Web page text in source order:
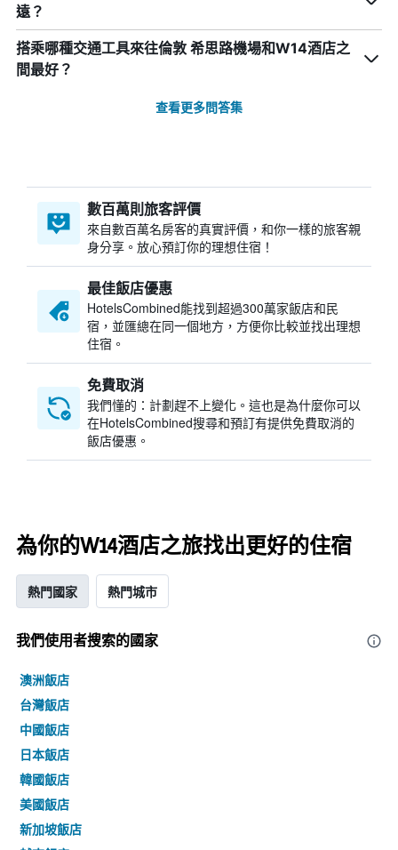
遠？
搭乘哪種交通工具來往倫敦 希思路機場和W14酒店之
間最好？
查看更多問答集
數百萬則旅客評價
來自數百萬名房客的真實評價，和你一樣的旅客親
身分享。放心預訂你的理想住宿！
最佳飯店優惠
HotelsCombined​能找到超過300萬家飯店和民
宿，並匯總在同一個地方，方便你比較並找出理想
住宿。
免費取消
我們懂的：計劃趕不上變化。這也是為什麼你可以
在HotelsCombined搜尋和預訂有提供免費取消的
飯店優惠。
為你的W14酒店之旅找出更好的住宿
熱門國家 熱門城市
我們使用者搜索的國家
澳洲飯店
台灣飯店
中國飯店
日本飯店
韓國飯店
美國飯店
新加坡飯店